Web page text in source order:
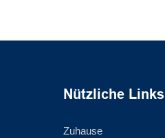
Nützliche Links
Zuhause